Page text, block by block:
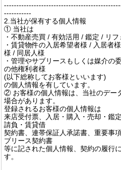
-----------
2.当社が保有する個人情報
① 当社は
・不動産売買 / 有効活用 / 鑑定 / リ
・賃貸物件の入居希望者様 / 入居者
様 / 同居人様
・管理やサブリースもしくは媒介の
の他権利者様
(以下総称してお客様といいます)
の個人情報を有しています。
② お客様の個人情報は、当社のデー
場合があります。
登録されるお客様の個人情報は
来店受付票、入居・購入・売却・鑑
請負・賃貸借
契約書、連帯保証人承諾書、重要事
ブリース契約書
等に記された個人情報、契約の履行
す。